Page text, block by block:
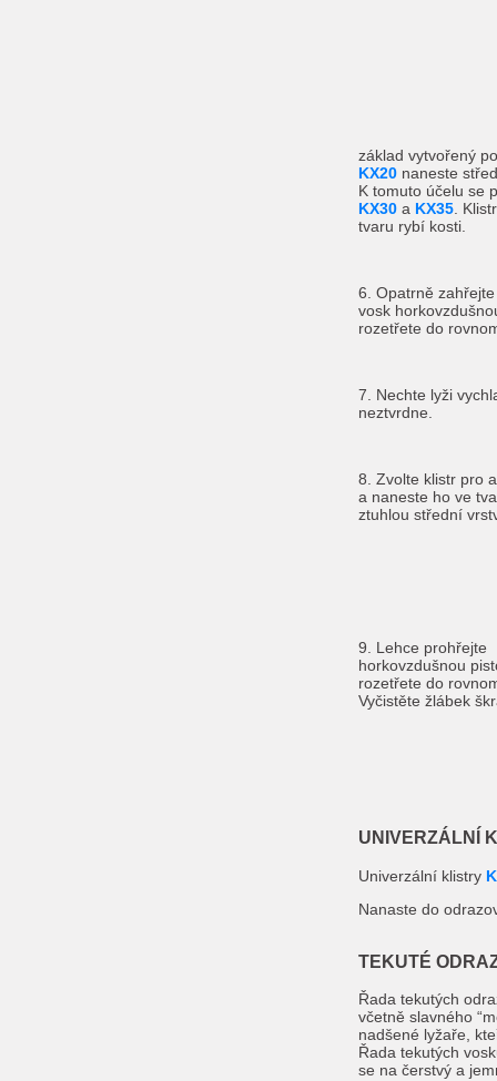
základ vytvořený
KX20 naneste
K tomuto účelu se
KX30 a KX35 .
tvaru rybí kosti.
6. Opatrně zahřejte
vosk
rozetřete do
7. Nechte lyži
neztvrdne.
8. Zvolte klistr pro
a naneste ho ve
ztuhlou střední
9. Lehce prohřejte
horkovzdušnou
rozetřete do
Vyčistěte žlábek
UNIVERZÁLNÍ
Univerzální klistry
Nanaste do
TEKUTÉ
Řada tekutých
včetně slavného
nadšené lyžaře,
Řada tekutých
se na čerstvý a